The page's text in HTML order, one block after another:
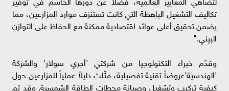
تكاليف التشغيل الباهظة التي كانت تستنزف موارد المزارعين، مما
يضمن تحقيق أعلى عوائد اقتصادية ممكنة مع الحفاظ على التوازن
البيئي."
وقدّم خبراء التكنولوجيا من شركتي 'أجري سولار' والشركة
'الهندسية'عروضاً تقنية تفصيلية، مثّلت دليلاً عملياً للمزارعين حول
كيفية تركيب وتشغيل وصيانة محطات الطاقة الشمسية. وقد تم